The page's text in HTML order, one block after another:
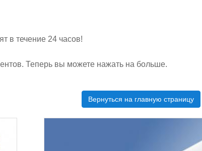
в течение 24 часов!
Теперь вы можете нажать на больше.
Вернуться на главную страницу